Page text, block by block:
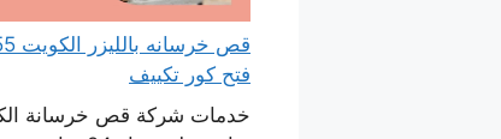
قص
فتح كور تكييف
خدمات شركة قص خرسانة